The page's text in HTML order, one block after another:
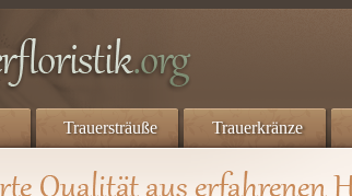
Trauersträuße Trauerkränze